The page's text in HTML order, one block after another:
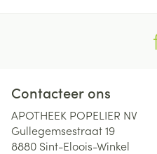
Contacteer ons
APOTHEEK POPELIER NV
Gullegemsestraat 19
8880 Sint-Eloois-Winkel